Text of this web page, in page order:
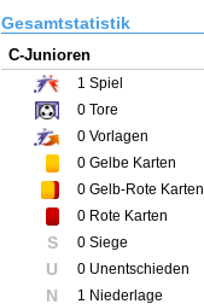
Gesamtstatistik
C-Junioren
1 Spiel
0 Tore
0 Vorlagen
0 Gelbe Karten
0 Gelb-Rote Karten
0 Rote Karten
S 0 Siege
U 0 Unentschieden
N 1 Niederlage